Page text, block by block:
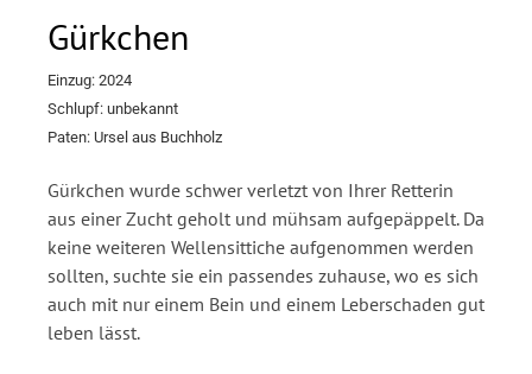
Gürkchen
Einzug: 2024
Schlupf: unbekannt
Paten: Ursel aus Buchholz
Gürkchen wurde schwer verletzt von Ihrer Retterin
aus einer Zucht geholt und mühsam aufgepäppelt. Da
keine weiteren Wellensittiche aufgenommen werden
sollten, suchte sie ein passendes zuhause, wo es sich
auch mit nur einem Bein und einem Leberschaden gut
leben lässt.